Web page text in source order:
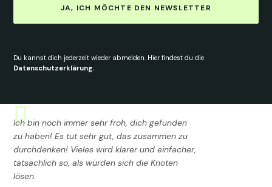
JA, ICH MÖCHTE DEN NEWSLETTER
Du kannst dich jederzeit wieder abmelden. Hier findest du die
Datenschutzerklärung.
Ich bin noch immer sehr froh, dich gefunden
zu haben! Es tut sehr gut, das zusammen zu
durchdenken! Vieles wird klarer und einfacher,
tatsächlich so, als würden sich die Knoten
lösen.